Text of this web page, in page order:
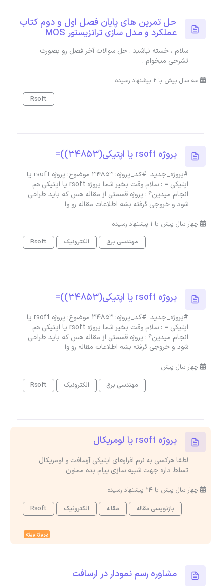
حل تمرین های پایان فصل اول و دوم کتاب
عملکرد و مدل سازی ترانزیستور MOS
سلام ، خسته نباشید . حل سوالات آخر فصل رو بصورت
تشرحی میخوام .
سه سال پیش با 2 پیشنهاد رسیده
Rsoft
پروژه rsoft یا اپتیکی(34853))=
#پروژه_جدید #کد_پروژه: 34853 موضوع: پروژه rsoft یا
اپتیکی = : سلام وقت بخیر شما پروژه rsoft یا اپتیکی هم
انجام میدین؟ : پروژه قسمتی از مقاله هس که باید طراحی
شود و خروجی گرفته بشه اطلاعات مقاله رو وا
چهار سال پیش با 1 پیشنهاد رسیده
مهندسی برق
الکترونیک Rsoft
پروژه rsoft یا اپتیکی(34853))=
#پروژه_جدید #کد_پروژه: 34853 موضوع: پروژه rsoft یا
اپتیکی = : سلام وقت بخیر شما پروژه rsoft یا اپتیکی هم
انجام میدین؟ : پروژه قسمتی از مقاله هس که باید طراحی
شود و خروجی گرفته بشه اطلاعات مقاله رو وا
چهار سال پیش
مهندسی برق
الکترونیک Rsoft
پروژه rsoft یا لومریکال
لطفا هرکسی به نرم افزارهای اپتیکی آرسافت و لومریکال
تسلط داره جهت شبیه سازی پیام بده ممنون
چهار سال پیش با 24 پیشنهاد رسیده
بازنویسی مقاله
مقاله الکترونیک Rsoft
پروژه ویژه
مشاوره رسم نمودار در ارسافت